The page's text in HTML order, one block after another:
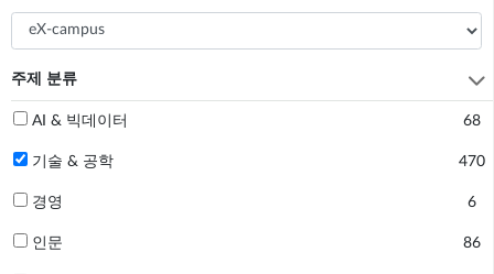
주제 분류 
AI & 빅데이터 68
기술 & 공학 470
경영 6
인문 86